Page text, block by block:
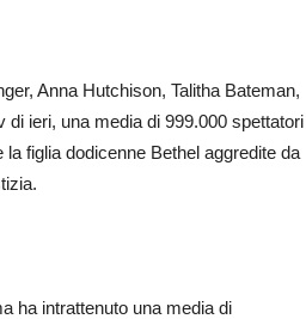
Anna Hutchison, Talitha Bateman,
ieri, una media di 999.000 spettatori
figlia dodicenne Bethel aggredite da
ha intrattenuto una media di